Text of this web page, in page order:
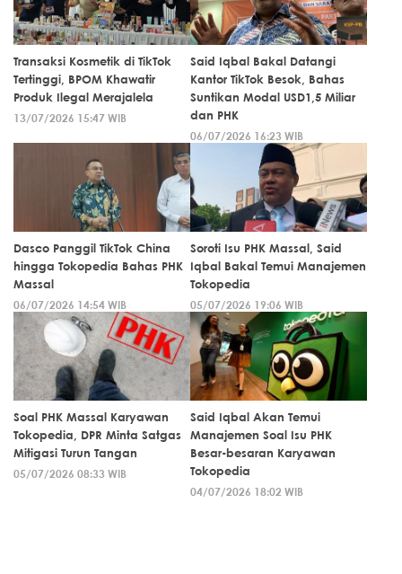
Transaksi Kosmetik di TikTok
Tertinggi, BPOM Khawatir
Produk Ilegal Merajalela
13/07/2026 15:47 WIB
Said Iqbal Bakal Datangi
Kantor TikTok Besok, Bahas
Suntikan Modal USD1,5 Miliar
dan PHK
06/07/2026 16:23 WIB
Dasco Panggil TikTok China
hingga Tokopedia Bahas PHK
Massal
06/07/2026 14:54 WIB
Soroti Isu PHK Massal, Said
Iqbal Bakal Temui Manajemen
Tokopedia
05/07/2026 19:06 WIB
Soal PHK Massal Karyawan
Tokopedia, DPR Minta Satgas
Mitigasi Turun Tangan
05/07/2026 08:33 WIB
Said Iqbal Akan Temui
Manajemen Soal Isu PHK
Besar-besaran Karyawan
Tokopedia
04/07/2026 18:02 WIB